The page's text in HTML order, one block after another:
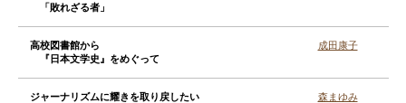
「敗れざる者」
高校図書館から
『日本文学史』をめぐって
成田康子
ジャーナリズムに耀きを取り戻したい
森まゆみ